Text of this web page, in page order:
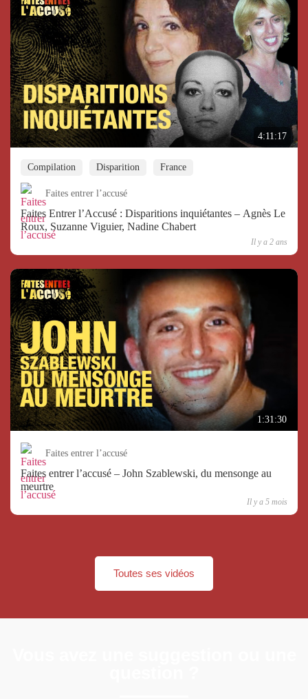
4:11:17
Compilation Disparition France
Faites entrer l’accusé
Faites Entrer l’Accusé : Disparitions inquiétantes – Agnès Le
Roux, Suzanne Viguier, Nadine Chabert
Il y a 2 ans
1:31:30
Faites entrer l’accusé
Faites entrer l’accusé – John Szablewski, du mensonge au
meurtre
Il y a 5 mois
Toutes ses vidéos